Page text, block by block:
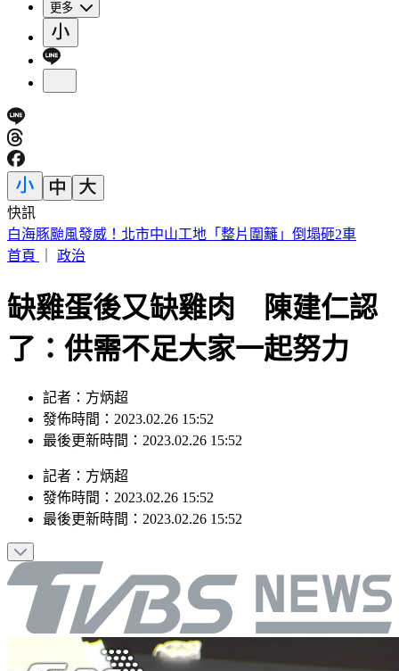
更多
快訊
華爾街爆駭客恐慌！ 多間金融企業遭輪流勒索
首頁
政治
缺雞蛋後又缺雞肉 陳建仁認
了：供需不足大家一起努力
記者：方炳超
發佈時間：2023.02.26 15:52
最後更新時間：2023.02.26 15:52
記者 ： 方炳超
發佈時間： 2023.02.26 15:52
最後更新時間： 2023.02.26 15:52